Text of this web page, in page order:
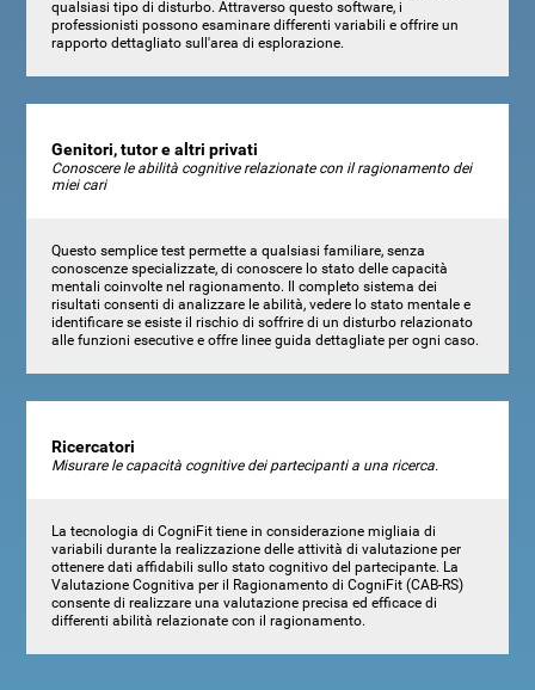
qualsiasi tipo di disturbo. Attraverso questo software, i
professionisti possono esaminare differenti variabili e offrire un
rapporto dettagliato sull'area di esplorazione.
Genitori, tutor e altri privati
Conoscere le abilità cognitive relazionate con il ragionamento dei
miei cari
Questo semplice test permette a qualsiasi familiare, senza
conoscenze specializzate, di conoscere lo stato delle capacità
mentali coinvolte nel ragionamento. Il completo sistema dei
risultati consenti di analizzare le abilità, vedere lo stato mentale e
identificare se esiste il rischio di soffrire di un disturbo relazionato
alle funzioni esecutive e offre linee guida dettagliate per ogni caso.
Ricercatori
Misurare le capacità cognitive dei partecipanti a una ricerca.
La tecnologia di CogniFit tiene in considerazione migliaia di
variabili durante la realizzazione delle attività di valutazione per
ottenere dati affidabili sullo stato cognitivo del partecipante. La
Valutazione Cognitiva per il Ragionamento di CogniFit (CAB-RS)
consente di realizzare una valutazione precisa ed efficace di
differenti abilità relazionate con il ragionamento.